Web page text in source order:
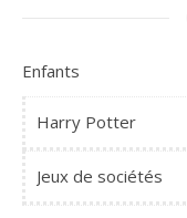
Enfants
Harry Potter
Jeux de sociétés